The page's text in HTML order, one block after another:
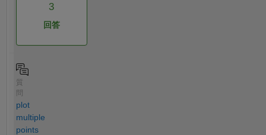
3
回答
質
plot
multiple
points